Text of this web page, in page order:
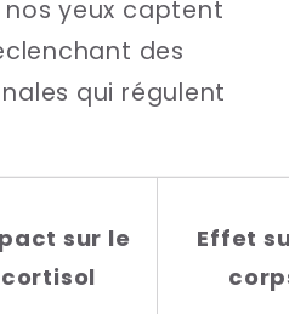
yeux captent
des
qui régulent
sur le
cortisol
Effet